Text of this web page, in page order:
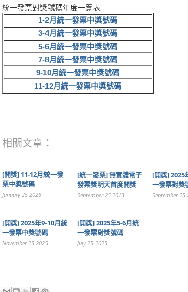
統一發票對獎號碼年度一覽表
1-2月統一發票中獎號碼
3-4月統一發票中獎號碼
5-6月統一發票中獎號碼
7-8月統一發票中獎號碼
9-10月統一發票中獎號碼
11-12月統一發票中獎號碼
相關文章：
[開獎] 11-12月統一發
票中獎號碼
January 25 2026
[統一發票] 無實體電子
發票獎明天首度開獎
September 25 2013
[開獎] 2025
一發票對獎
September 25
[開獎] 2025年9-10月統
一發票中獎號碼
November 25 2025
[開獎] 2025年5-6月統
一發票對獎號碼
July 25 2025